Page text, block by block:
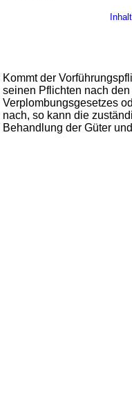
Kommt der
seinen Pflichten nach den
Verplombungsgesetzes
nach, so kann die
Behandlung der Güter